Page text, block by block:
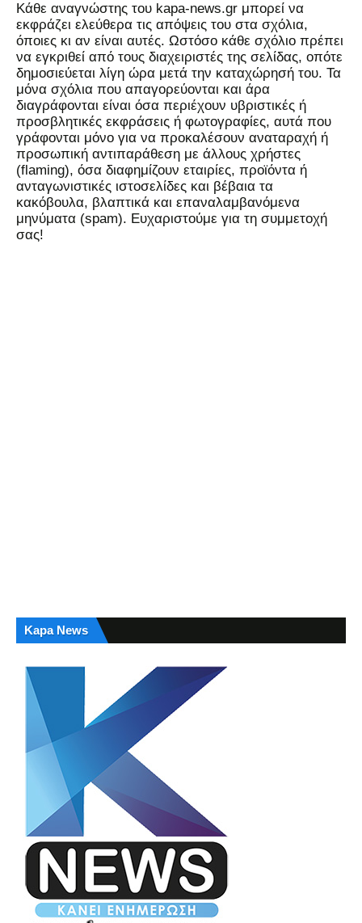
Kάθε αναγνώστης του kapa-news.gr μπορεί να
εκφράζει ελεύθερα τις απόψεις του στα σχόλια,
όποιες κι αν είναι αυτές. Ωστόσο κάθε σχόλιο πρέπει
να εγκριθεί από τους διαχειριστές της σελίδας, οπότε
δημοσιεύεται λίγη ώρα μετά την καταχώρησή του. Τα
μόνα σχόλια που απαγορεύονται και άρα
διαγράφονται είναι όσα περιέχουν υβριστικές ή
προσβλητικές εκφράσεις ή φωτογραφίες, αυτά που
γράφονται μόνο για να προκαλέσουν αναταραχή ή
προσωπική αντιπαράθεση με άλλους χρήστες
(flaming), όσα διαφημίζουν εταιρίες, προϊόντα ή
ανταγωνιστικές ιστοσελίδες και βέβαια τα
κακόβουλα, βλαπτικά και επαναλαμβανόμενα
μηνύματα (spam). Ευχαριστούμε για τη συμμετοχή
σας!
Kapa News